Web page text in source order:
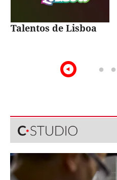
Talentos de Lisboa